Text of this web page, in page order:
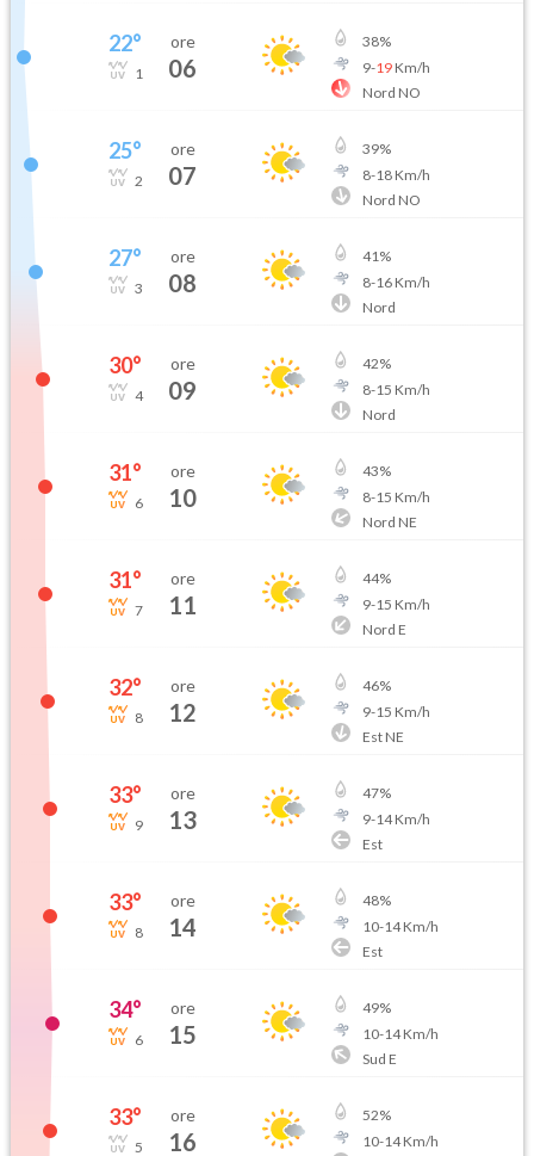
22°
1
ore
06
38%
9-19Km/h
Nord NO
25°
2
ore
07
39%
8-18Km/h
Nord NO
27°
3
ore
08
41%
8-16Km/h
Nord
30°
4
ore
09
42%
8-15 Km/h
Nord
31°
6
ore
10
43%
8-15 Km/h
Nord NE
31°
7
ore
11
44%
9-15 Km/h
Nord E
32°
8
ore
12
46%
9-15 Km/h
Est NE
33°
9
ore
13
47%
9-14Km/h
Est
33°
8
ore
14
48%
10-14Km/h
Est
34°
6
ore
15
49%
10-14Km/h
Sud E
33°
5
ore
16
52%
10-14Km/h